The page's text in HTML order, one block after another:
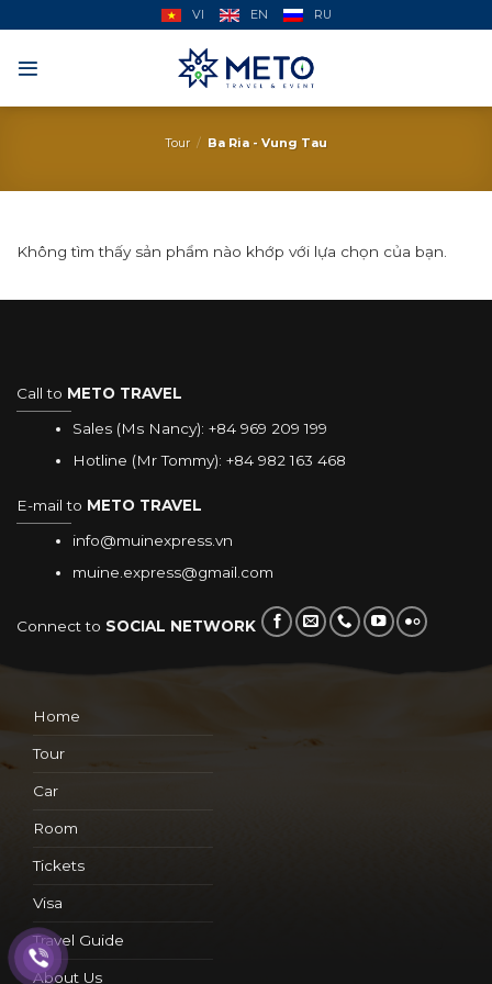
to
VI EN RU
Tour / Ba Ria - Vung Tau
Không tìm thấy sản phẩm nào khớp với lựa chọn của bạn.
Call to METO TRAVEL
Sales (Ms Nancy):+84 969 209 199
Hotline (Mr Tommy):+84 982 163 468
E-mail to METO TRAVEL
info@muinexpress.vn
muine.express@gmail.com
Connect to SOCIAL NETWORK
Home
Tour
Car
Room
Tickets
Visa
Travel Guide
About Us